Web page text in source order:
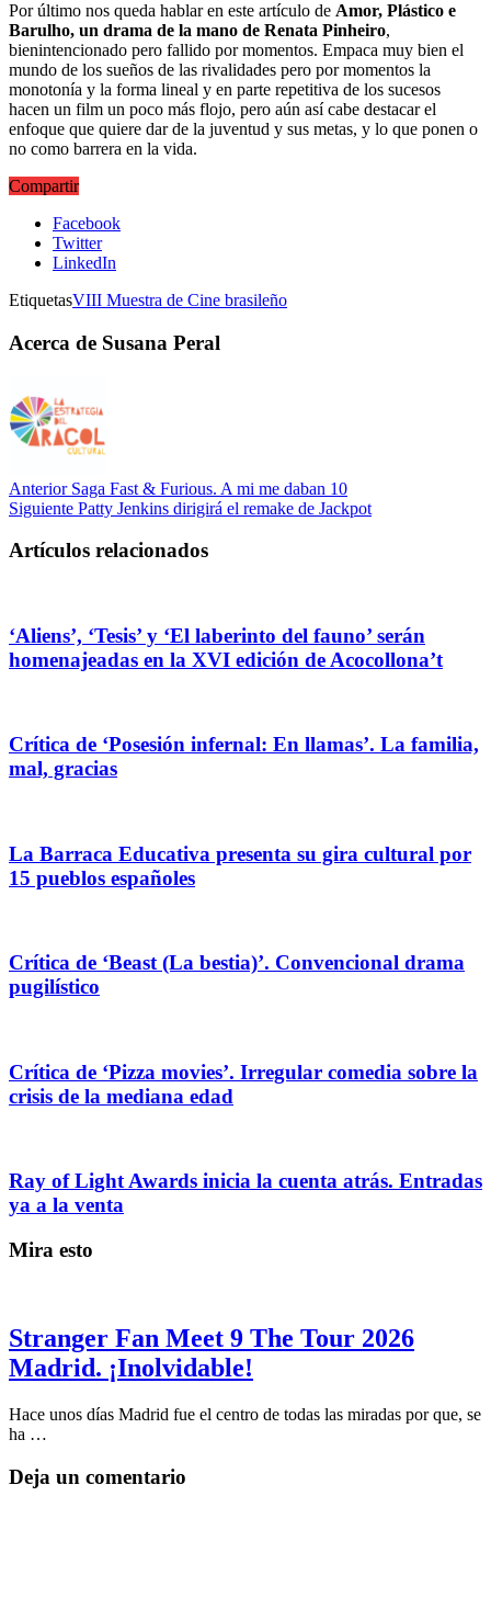
Por último nos queda hablar en este artículo de Amor, Plástico e
Barulho, un drama de la mano de Renata Pinheiro,
bienintencionado pero fallido por momentos. Empaca muy bien el
mundo de los sueños de las rivalidades pero por momentos la
monotonía y la forma lineal y en parte repetitiva de los sucesos
hacen un film un poco más flojo, pero aún así cabe destacar el
enfoque que quiere dar de la juventud y sus metas, y lo que ponen o
no como barrera en la vida.
Compartir
Facebook
Twitter
LinkedIn
EtiquetasVIII Muestra de Cine brasileño
Acerca de Susana Peral
AnteriorSaga Fast & Furious. A mi me daban 10
Siguiente Patty Jenkins dirigirá el remake de Jackpot
Artículos relacionados
‘Aliens’, ‘Tesis’ y ‘El laberinto del fauno’ serán
homenajeadas en la XVI edición de Acocollona’t
Crítica de ‘Posesión infernal: En llamas’. La familia,
mal, gracias
La Barraca Educativa presenta su gira cultural por
15 pueblos españoles
Crítica de ‘Beast (La bestia)’. Convencional drama
pugilístico
Crítica de ‘Pizza movies’. Irregular comedia sobre la
crisis de la mediana edad
Ray of Light Awards inicia la cuenta atrás. Entradas
ya a la venta
Mira esto
Stranger Fan Meet 9 The Tour 2026
Madrid. ¡Inolvidable!
Hace unos días Madrid fue el centro de todas las miradas por que, se
ha …
Deja un comentario